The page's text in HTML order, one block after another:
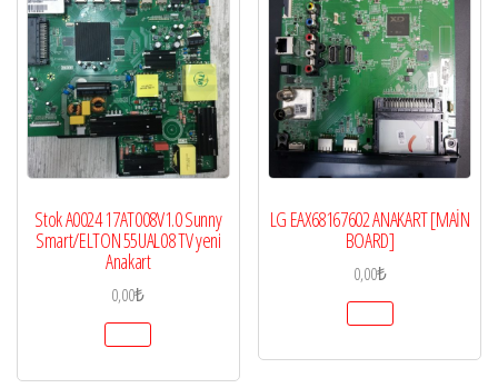
Stok A0024 17AT008V1.0 Sunny
Smart/ELTON 55UAL08 TV yeni
Anakart
0,00₺
LG EAX68167602 ANAKART [MAİN
BOARD]
0,00₺